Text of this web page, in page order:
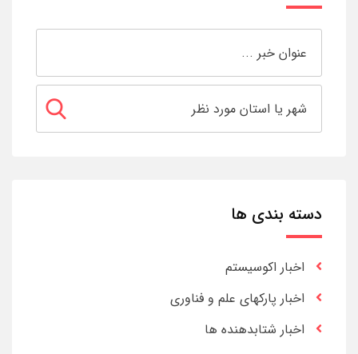
دسته بندی ها
اخبار اکوسیستم
اخبار پارکهای علم و فناوری
اخبار شتابدهنده ها